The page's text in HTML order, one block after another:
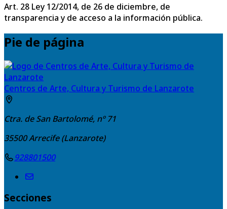
Art. 28 Ley 12/2014, de 26 de diciembre, de
transparencia y de acceso a la información pública.
Pie de página
Centros de Arte, Cultura y Turismo de Lanzarote
Ctra. de San Bartolomé, nº 71
35500Arrecife (Lanzarote)
928801500
Secciones